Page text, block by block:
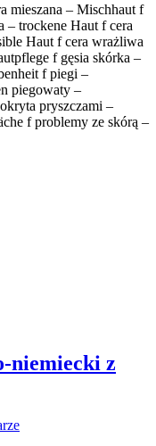
mieszana – Mischhaut f
– trockene Haut f cera
Haut f cera wrażliwa
f gęsia skórka –
f piegi –
piegowaty –
pryszczami –
f problemy ze skórą –
niemiecki z